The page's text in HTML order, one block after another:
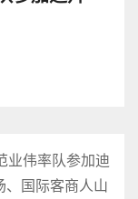
业伟率队参加迪
国际客商人山